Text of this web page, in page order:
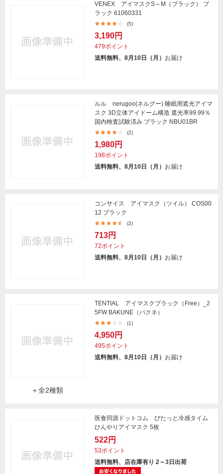
VENEX アイマスクS～M（ブラック） ブ
ラック 61060331
(5)
3,190円
479ポイント
送料無料、8月10日（月） お届け
ルル nerugoo(ネルグー) 睡眠用遮光アイマ
スク 3D立体アイドーム構造 遮光率99.99％
国内検査試験済み ブラック NBU01BR
(2)
1,980円
198ポイント
送料無料、8月10日（月） お届け
コンサイス アイマスク（ツイル） COS00
12 ブラック
(2)
713円
72ポイント
送料無料、8月10日（月） お届け
＋全2種類
TENTIAL アイマスクブラック（Free）_2
5FW BAKUNE（バクネ）
(1)
4,950円
495ポイント
送料無料、8月10日（月） お届け
医食同源ドットコム ぴたっと冷感タイム
ひんやりアイマスク 5枚
522円
53ポイント
送料無料、店在庫有り 2～3日出荷